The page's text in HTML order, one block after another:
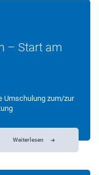
– Start am
Umschulung zum/zur
Weiterlesen